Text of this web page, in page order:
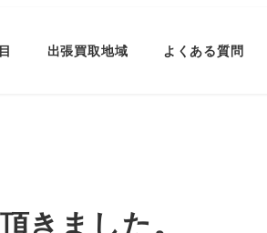
出張買取地域 よくある質問
きました。